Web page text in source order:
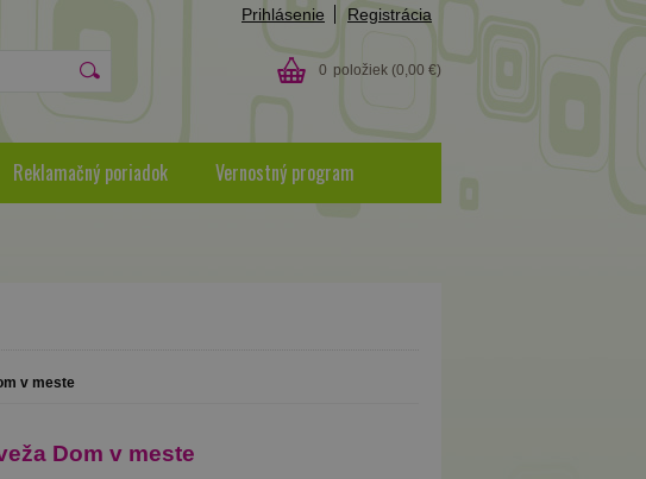
Prihlásenie Registrácia
0 položiek (0,00 €)
Reklamačný poriadok Vernostný program
v meste
Dom v meste